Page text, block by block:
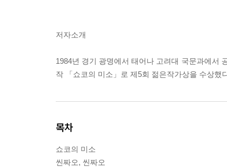
저자소개
1984년 경기 광명에서 태어나 고려대 국문과에서
작 「쇼코의 미소」로 제5회 젊은작가상을 수상했
목차
쇼코의 미소
씬짜오, 씬짜오